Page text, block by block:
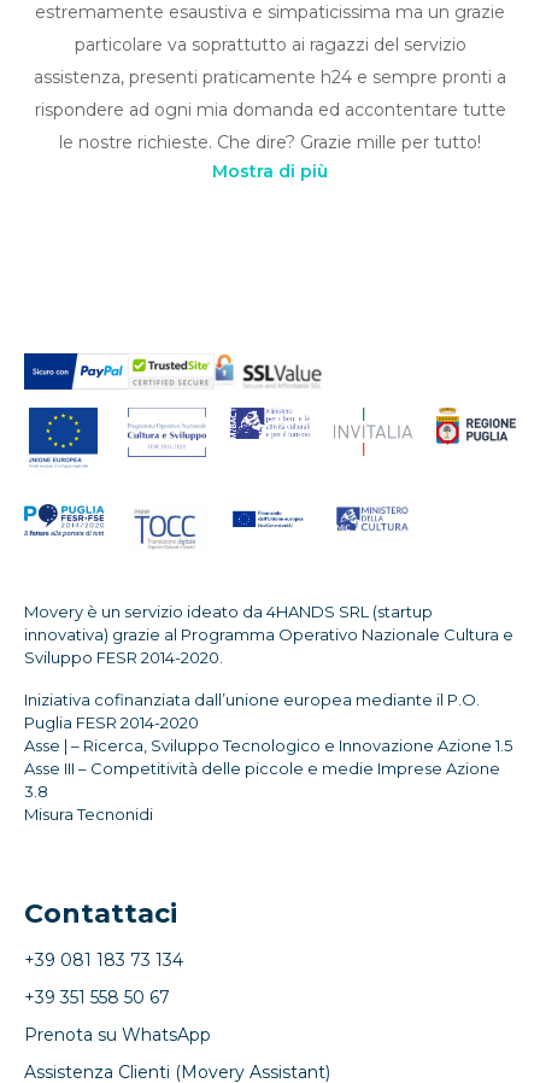
estremamente esaustiva e simpaticissima ma un grazie
particolare va soprattutto ai ragazzi del servizio
assistenza, presenti praticamente h24 e sempre pronti a
rispondere ad ogni mia domanda ed accontentare tutte
le nostre richieste. Che dire? Grazie mille per tutto!
Mostra di più
Movery è un servizio ideato da 4HANDS SRL (startup
innovativa) grazie al Programma Operativo Nazionale Cultura e
Sviluppo FESR 2014-2020.
Iniziativa cofinanziata dall’unione europea mediante il P.O.
Puglia FESR 2014-2020
Asse | – Ricerca, Sviluppo Tecnologico e Innovazione Azione 1.5
Asse III – Competitività delle piccole e medie Imprese Azione
3.8
Misura Tecnonidi
Contattaci
+39 081 183 73 134
+39 351 558 50 67
Prenota su WhatsApp
Assistenza Clienti (Movery Assistant)